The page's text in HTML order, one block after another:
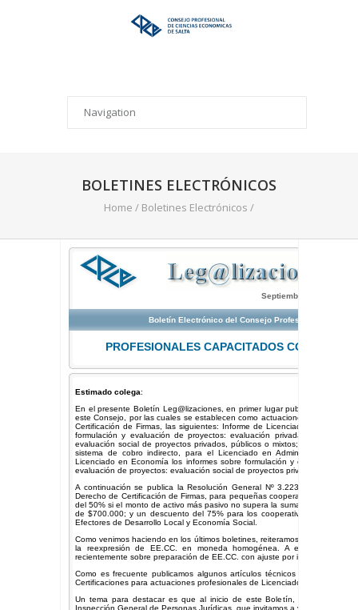
BOLETINES ELECTRÓNICOS
Home / Boletines Electrónicos /